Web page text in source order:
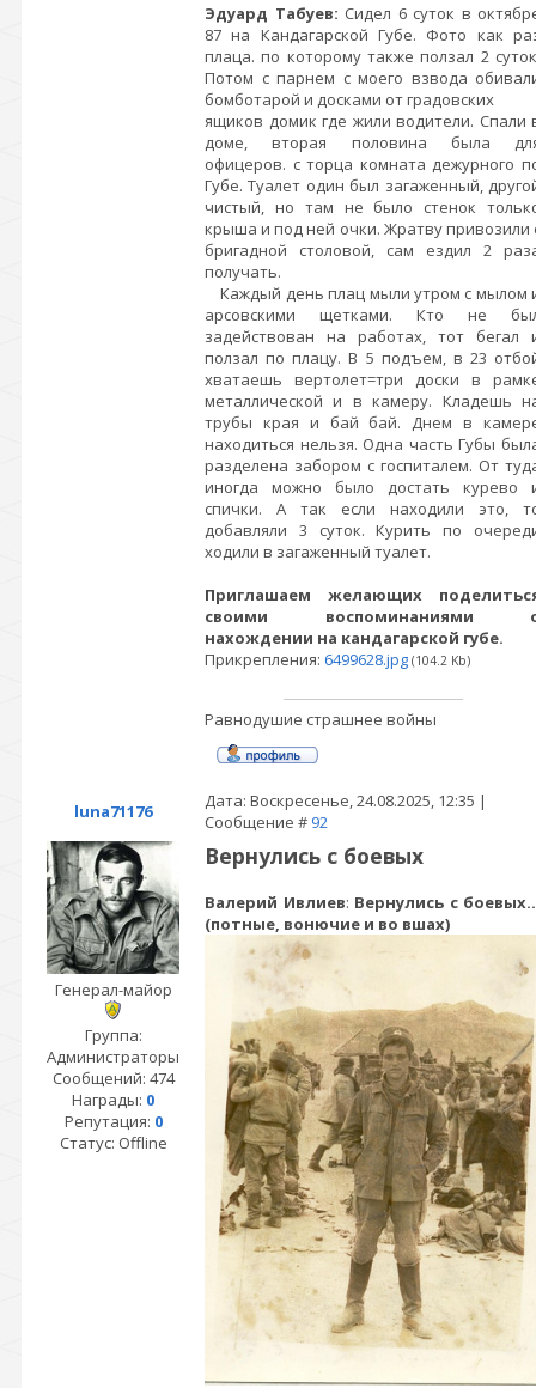
Эдуард Табуев: Сидел 6 суток в
87 на Кандагарской Губе. Фото как
плаца. по которому также ползал 2
Потом с парнем с моего взвода
бомботарой и досками от градовских
ящиков домик где жили водители. Спали
доме, вторая половина была
офицеров. с торца комната дежурного
Губе. Туалет один был загаженный,
чистый, но там не было стенок
крыша и под ней очки. Жратву привозили
бригадной столовой, сам ездил 2
получать.
Каждый день плац мыли утром с мылом
арсовскими щетками. Кто не
задействован на работах, тот бегал
ползал по плацу. В 5 подъем, в 23
хватаешь вертолет=три доски в
металлической и в камеру. Кладешь
трубы края и бай бай. Днем в
находиться нельзя. Одна часть Губы
разделена забором с госпиталем. От
иногда можно было достать курево
спички. А так если находили это,
добавляли 3 суток. Курить по
ходили в загаженный туалет.
Приглашаем желающих
своими воспоминаниями
нахождении на кандагарской губе.
Прикрепления: 6499628.jpg (104.2 Kb)
Равнодушие страшнее войны
luna71176
Дата: Воскресенье, 24.08.2025, 12:35 |
Сообщение # 92
Генерал-майор
Группа:
Администраторы
Сообщений: 474
Награды: 0
Репутация: 0
Статус: Offline
Вернулись с боевых
Валерий Ивлиев: Вернулись с
(потные, вонючие и во вшах)